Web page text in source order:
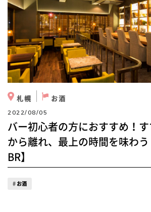
札幌 お酒
2022/08/05
バー初心者の方におすすめ！
から離れ、最上の時間を味わう
BR】
お酒